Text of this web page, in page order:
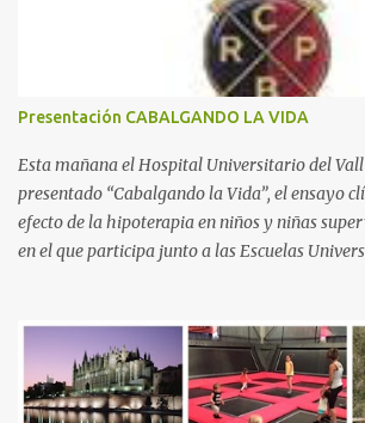
s
Presentación CABALGANDO LA VIDA
Esta mañana el Hospital Universitario del
presentado “Cabalgando la Vida”, el ensayo
efecto de la hipoterapia en niños y niñas
en el que participa junto a las Escuelas
presencia de Emilio Zegrí, presidente de la
Anna Llort, adjunta del Servicio de Oncología
Hospital Vall d’Hebron e investigadora del